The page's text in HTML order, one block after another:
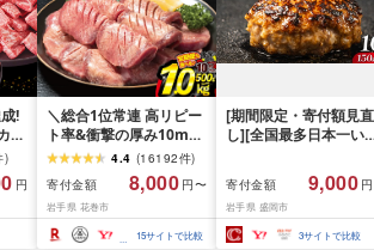
!
ッ
焼
)
円
＼総合1位常連 高リピー
ト率&衝撃の厚み10mm
厚切り牛タン 塩味/ ≪ス
ピード発送!!10営業日以
内発送≫ 選べる内容量
500g / 1kg 定期便 毎月
届く 牛肉 肉 BBQ ふるさ
4.4 (16192件)
寄付金額
8,000 円〜
岩手県 花巻市
15サイトで比較
[期間限定・寄付額見直
し][全国最多日本一い
1.5kg(150g×10個) い
て牛 × 岩中豚 ハンバー
グ 合挽き 合い挽き 黒
和牛 人気 冷凍 個包装
寄付金額 9,000
岩手県 盛岡市
3サイトで比較